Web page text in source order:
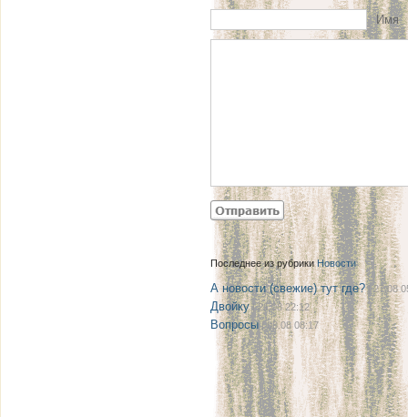
Имя
Последнее из рубрикиНовости
А новости (свежие) тут где?| 27.08
Двойку| 21.08 22:12
Вопросы| 08.08 08:17